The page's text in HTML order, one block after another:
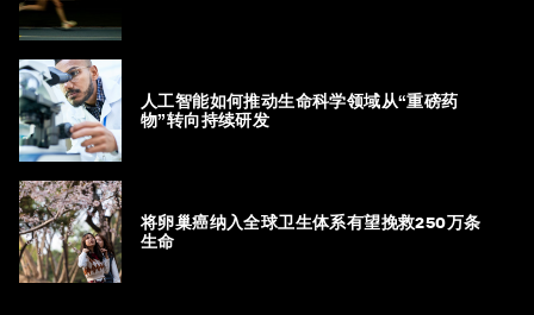
人工智能如何推动生命科学领域从“重磅药
物”转向持续研发
将卵巢癌纳入全球卫生体系有望挽救250万条
生命